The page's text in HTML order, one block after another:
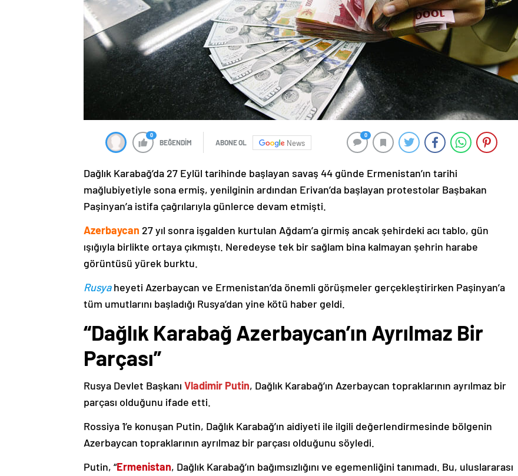
0
BEĞENDİM ABONE OL News
0
Dağlık Karabağ’da 27 Eylül tarihinde başlayan savaş 44 günde Ermenistan’ın tarihi
mağlubiyetiyle sona ermiş, yenilginin ardından Erivan’da başlayan protestolar Başbakan
Paşinyan’a istifa çağrılarıyla günlerce devam etmişti.
Azerbaycan 27 yıl sonra işgalden kurtulan Ağdam’a girmiş ancak şehirdeki acı tablo, gün
ışığıyla birlikte ortaya çıkmıştı. Neredeyse tek bir sağlam bina kalmayan şehrin harabe
görüntüsü yürek burktu.
Rusyaheyeti Azerbaycan ve Ermenistan’da önemli görüşmeler gerçekleştirirken Paşinyan’a
tüm umutlarını başladığı Rusya’dan yine kötü haber geldi.
“Dağlık Karabağ Azerbaycan’ın Ayrılmaz Bir
Parçası”
Rusya Devlet Başkanı Vladimir Putin, Dağlık Karabağ’ın Azerbaycan topraklarının ayrılmaz bir
parçası olduğunu ifade etti.
Rossiya 1’e konuşan Putin, Dağlık Karabağ’ın aidiyeti ile ilgili değerlendirmesinde bölgenin
Azerbaycan topraklarının ayrılmaz bir parçası olduğunu söyledi.
Putin, “Ermenistan, Dağlık Karabağ’ın bağımsızlığını ve egemenliğini tanımadı. Bu, uluslararası